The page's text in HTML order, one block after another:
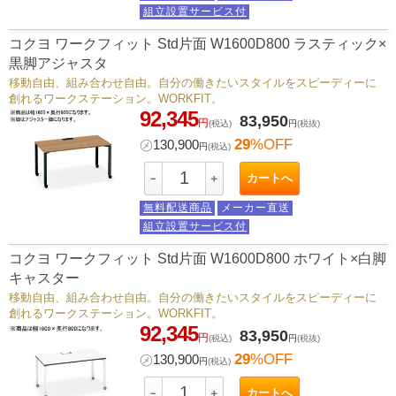
組立設置サービス付
コクヨ ワークフィット Std片面 W1600D800 ラスティック×
黒脚アジャスタ
移動自由、組み合わせ自由。自分の働きたいスタイルをスピーディーに
創れるワークステーション。WORKFIT。
92,345円(税込) 83,950円(税抜)
㋱130,900円(税込) 29%OFF
－ ＋ カートへ
無料配送商品
メーカー直送
組立設置サービス付
コクヨ ワークフィット Std片面 W1600D800 ホワイト×白脚
キャスター
移動自由、組み合わせ自由。自分の働きたいスタイルをスピーディーに
創れるワークステーション。WORKFIT。
92,345円(税込) 83,950円(税抜)
㋱130,900円(税込) 29%OFF
－ ＋ カートへ